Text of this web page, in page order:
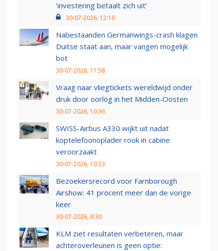
‘investering betaalt zich uit’
30-07-2026, 12:10
Nabestaanden Germanwings-crash klagen
Duitse staat aan, maar vangen mogelijk
bot
30-07-2026, 11:58
Vraag naar vliegtickets wereldwijd onder
druk door oorlog in het Midden-Oosten
30-07-2026, 10:36
SWISS-Airbus A330 wijkt uit nadat
koptelefoonoplader rook in cabine
veroorzaakt
30-07-2026, 10:23
Bezoekersrecord voor Farnborough
Airshow: 41 procent meer dan de vorige
keer
30-07-2026, 9:30
KLM ziet resultaten verbeteren, maar
achteroverleunen is geen optie: